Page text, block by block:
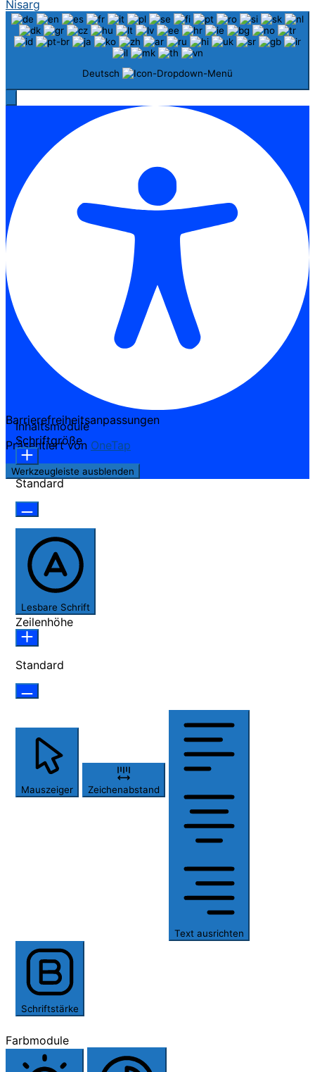
Nisarg
Deutsch
Barrierefreiheitsanpassungen
Präsentiert von OneTap
Werkzeugleiste ausblenden
Inhaltsmodule
Schriftgröße
Standard
Lesbare Schrift
Zeilenhöhe
Standard
Mauszeiger Zeichenabstand
Text ausrichten
Schriftstärke
Farbmodule